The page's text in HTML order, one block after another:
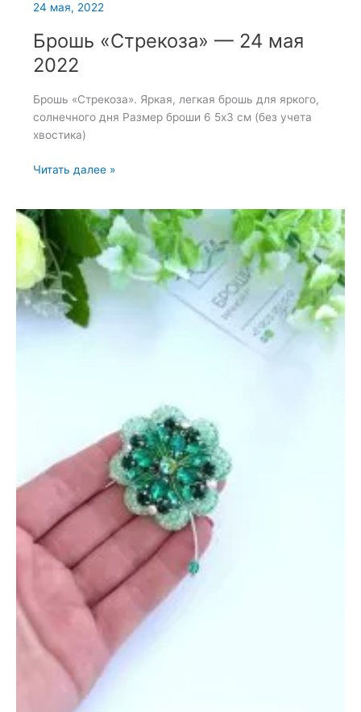
24 мая, 2022
Брошь «Стрекоза» — 24 мая
2022
Брошь «Стрекоза». Яркая, легкая брошь для яркого,
солнечного дня Размер броши 6 5х3 см (без учета
хвостика)
Брошь
24
мая
2022
Читать далее »